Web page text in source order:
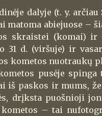
dalyje (t. y.
matoma abiejuose –
skraistei (komai) ir
31 d. (viršuje) ir
kometos nuotraukų
pusėje
iš paskos ir mums,
drįksta puošnioji
– tai